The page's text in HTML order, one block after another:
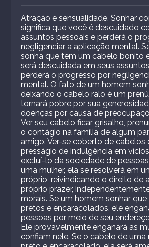
Atração e sensualidade. Sonhar
significa que você é descuidado
assuntos pessoais e perderá o
negligenciar a aplicação mental.
sonha que tem um cabelo bonito
será descuidada em seus
perderá o progresso por
mental. O fato de um homem
deixando o cabelo ralo é um
tornará pobre por sua
doenças por causa de
Ver seu cabelo ficar grisalho,
o contágio na família de algum
amigo. Ver-se coberto de cabelos
presságio de indulgência em
excluí-lo da sociedade de
uma mulher, ela se resolverá em
próprio, reivindicando o direito de
próprio prazer,
morais. Se um homem sonhar
pretos e encaracolados, ele
pessoas por meio de seu
Ele provavelmente enganará as
confiam nele. Se o cabelo de uma